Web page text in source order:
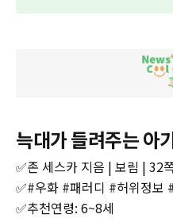
늑대가 들려주는 아
✅존 세스카 지음 | 보림 | 32
✅#우화 #패러디 #허위정보
✅추천연령: 6~8세